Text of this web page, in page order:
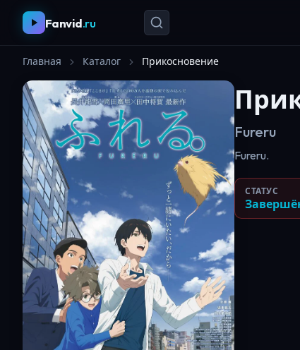
Fanvid.ru
Главная Каталог Прикосновение
Fureru
Fureru.
СТАТУС